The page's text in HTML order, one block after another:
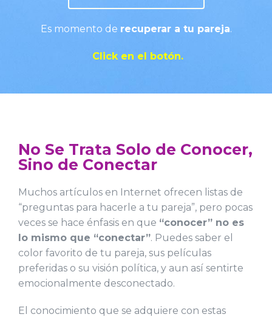
Es momento de recuperar a tu pareja.
Click en el botón.
No Se Trata Solo de Conocer,
Sino de Conectar
Muchos artículos en Internet ofrecen listas de
“preguntas para hacerle a tu pareja”, pero pocas
veces se hace énfasis en que “conocer” no es
lo mismo que “conectar”. Puedes saber el
color favorito de tu pareja, sus películas
preferidas o su visión política, y aun así sentirte
emocionalmente desconectado.
El conocimiento que se adquiere con estas